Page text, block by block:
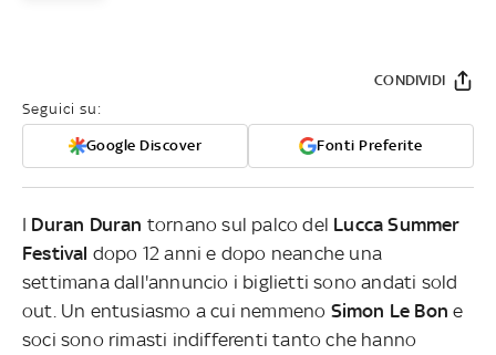
Seguici su:
Google Discover Fonti Preferite
CONDIVIDI
I Duran Duran tornano sul palco del Lucca Summer
Festival dopo 12 anni e dopo neanche una
settimana dall'annuncio i biglietti sono andati sold
out. Un entusiasmo a cui nemmeno Simon Le Bon e
soci sono rimasti indifferenti tanto che hanno